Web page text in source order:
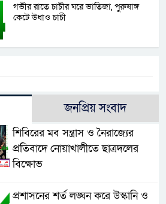
গভীর রাতে চাচীর ঘরে ভাতিজা, পুরুষাঙ্গ
কেটে উধাও চাচী
জনপ্রিয় সংবাদ
শিবিরের মব সন্ত্রাস ও নৈরাজ্যের
প্রতিবাদে নোয়াখালীতে ছাত্রদলের
বিক্ষোভ
প্রশাসনের শর্ত লঙ্ঘন করে উস্কানি ও